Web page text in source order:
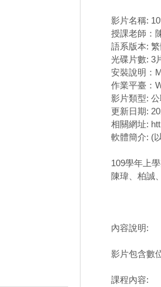
影片名稱:
授課老師：
語系版本:
光碟片數: 3
安裝說明：
作業平臺：
影片類型:
更新日期:
相關網址:
軟體簡介: (
109學年上
陳瑋、柏誠
內容說明:
影片包含數
課程內容: